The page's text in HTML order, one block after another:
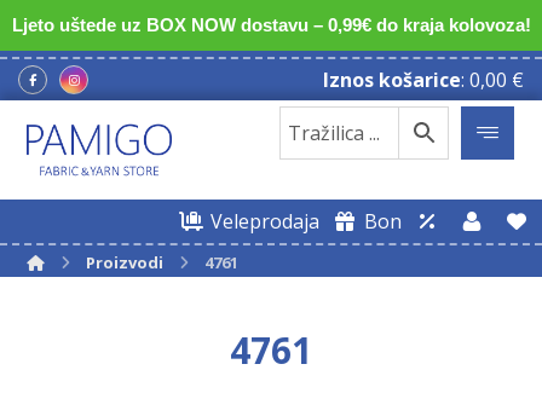
Ljeto uštede uz BOX NOW dostavu – 0,99€ do kraja kolovoza!
Iznos košarice: 0,00 €
Veleprodaja Bon
Proizvodi 4761
4761